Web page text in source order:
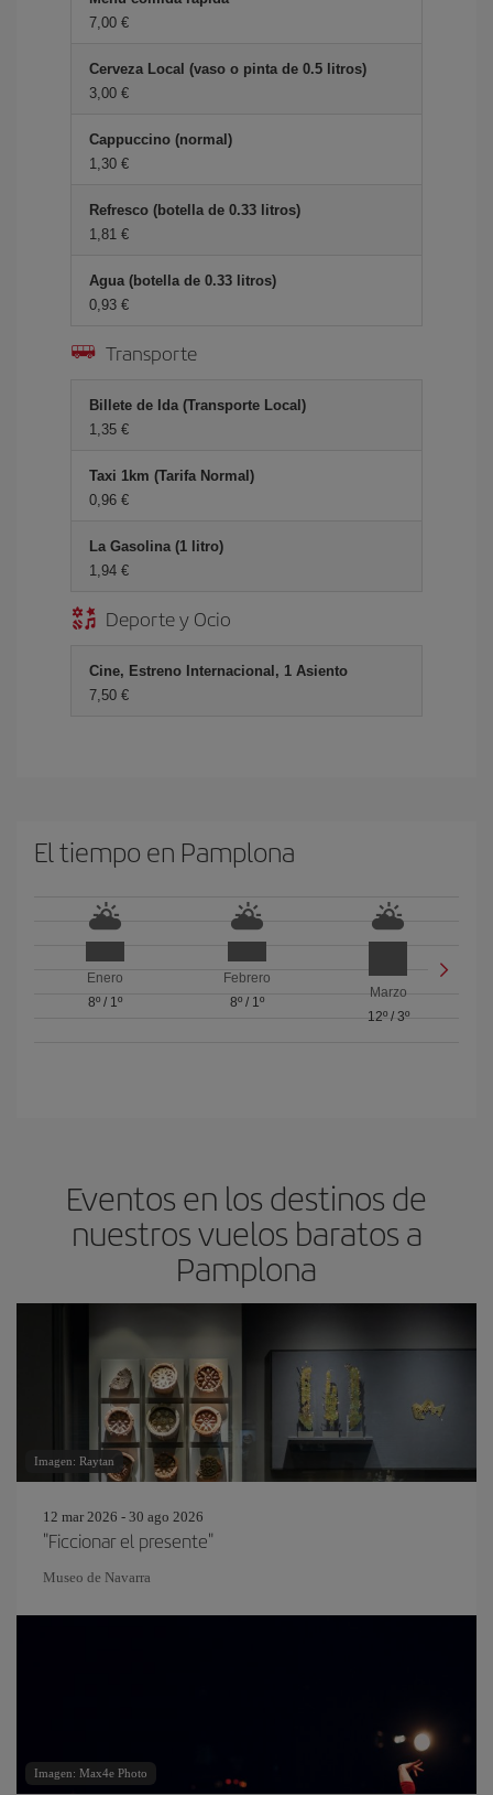
7,00 €
Cerveza Local (vaso o pinta de 0.5 litros)
3,00 €
Cappuccino (normal)
1,30 €
Refresco (botella de 0.33 litros)
1,81 €
Agua (botella de 0.33 litros)
0,93 €
Transporte
Billete de Ida (Transporte Local)
1,35 €
Taxi 1km (Tarifa Normal)
0,96 €
La Gasolina (1 litro)
1,94 €
Deporte y Ocio
Cine, Estreno Internacional, 1 Asiento
7,50 €
El tiempo en Pamplona
Enero
8º/ 1º
Febrero
8º/ 1º
Marzo
12º/ 3º
Eventos en los destinos de
nuestros vuelos baratos a
Pamplona
Imagen: Raytan
12 mar 2026 - 30 ago 2026
"Ficcionar el presente"
Museo de Navarra
Imagen: Max4e Photo